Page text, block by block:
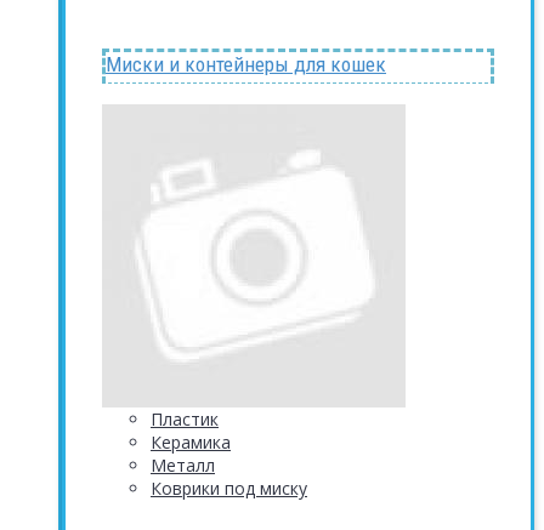
Миски и контейнеры для кошек
Пластик
Керамика
Металл
Коврики под миску